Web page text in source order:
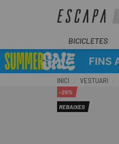
BICICLETES
INICI VESTUARI
-25%
REBAIXES